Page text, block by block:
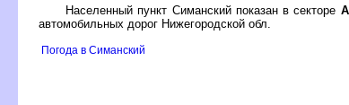
Населенный пункт Симанский показан в секторе А
автомобильных дорог Нижегородской обл.
Погода в Симанский